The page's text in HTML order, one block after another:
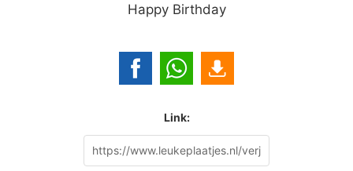
Happy Birthday
Link: